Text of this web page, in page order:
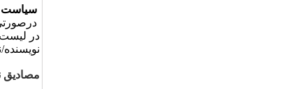
سیاست
در لیست
نویسنده/نویسندگان ٬عبارت
مصادیق